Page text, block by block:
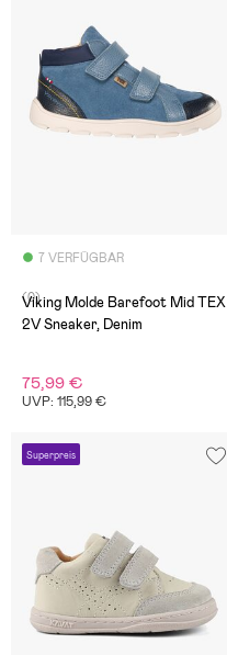
7 VERFÜGBAR
(0)
Viking Molde Barefoot Mid TEX
2V Sneaker, Denim
75,99 €
UVP: 115,99 €
Superpreis